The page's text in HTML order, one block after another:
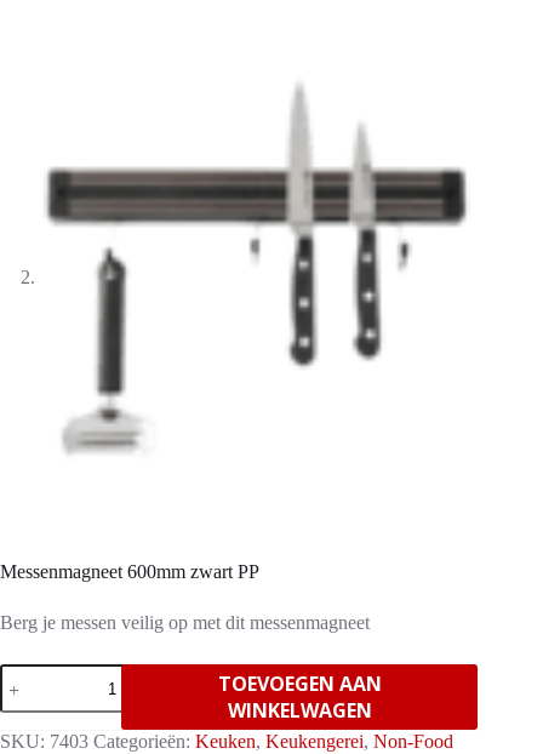
Messenmagneet 600mm zwart PP
Berg je messen veilig op met dit messenmagneet
Messenmagneet
600mm
zwart
PP
TOEVOEGEN AAN
WINKELWAGEN
SKU: 7403 Categorieën: Keuken, Keukengerei, Non-Food